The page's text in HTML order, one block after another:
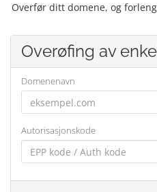
Overfør ditt domene, og
Overøfing av
Domenenavn
Autorisasjonskode